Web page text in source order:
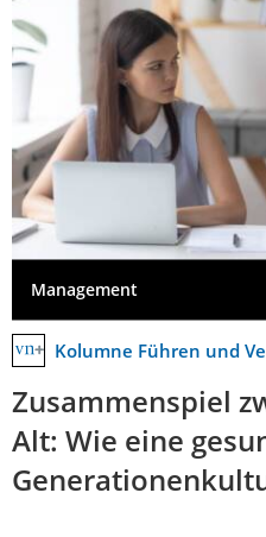
Management
Kolumne Führen und
Zusammenspiel
Alt: Wie eine